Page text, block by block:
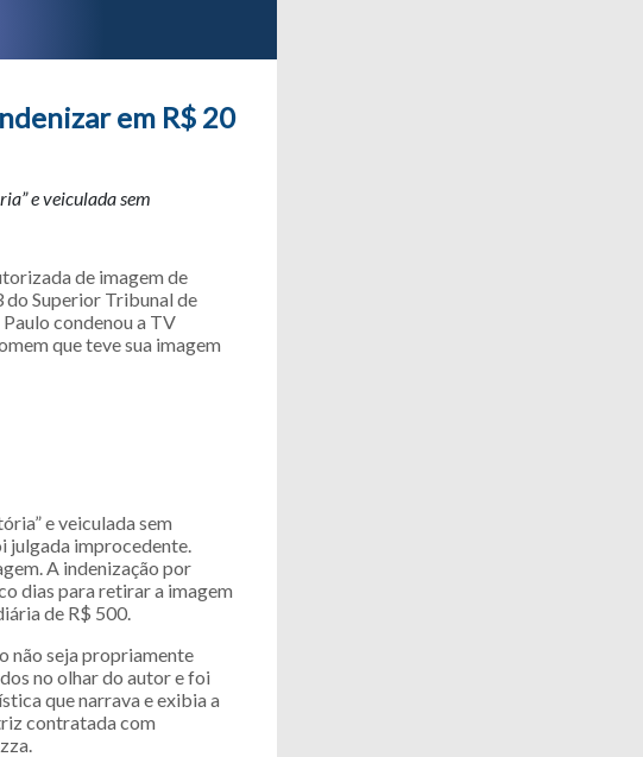
em R$ 20
e veiculada sem
de imagem de
do Superior Tribunal de
condenou a TV
que teve sua imagem
e veiculada sem
julgada improcedente.
A indenização por
dias para retirar a imagem
de R$ 500.
não seja propriamente
no olhar do autor e foi
que narrava e exibia a
contratada com